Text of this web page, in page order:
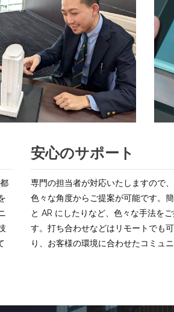
安心のサポート
専門の担当者が対応いたしますので
色々な角度からご提案が可能です。
と AR にしたりなど、色々な手法を
す。打ち合わせなどはリモートでも
り、お客様の環境に合わせたコミュ